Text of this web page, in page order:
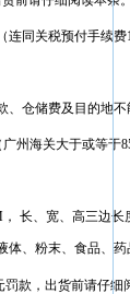
同关税预付手续
仓储费及目的地
州海关大于或等
长、宽、高三边
、粉末、食品、
罚款，出货前请仔